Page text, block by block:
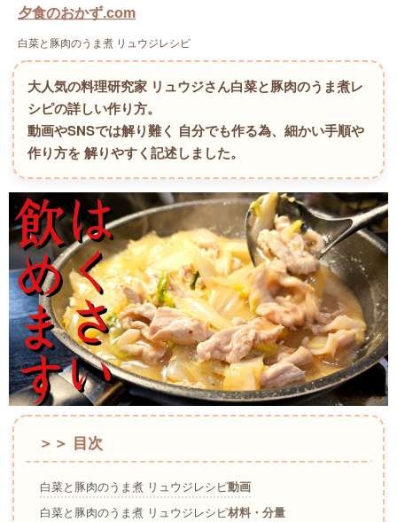
夕食のおかず.com
白菜と豚肉のうま煮 リュウジレシピ
大人気の料理研究家 リュウジさん白菜と豚肉のうま煮レ
シピの詳しい作り方。
動画やSNSでは解り難く 自分でも作る為、細かい手順や
作り方を 解りやすく記述しました。
＞＞ 目次
白菜と豚肉のうま煮 リュウジレシピ動画
白菜と豚肉のうま煮 リュウジレシピ材料・分量